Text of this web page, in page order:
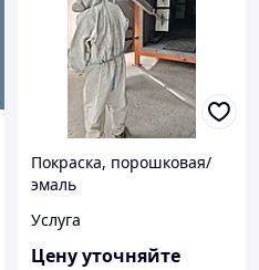
Покраска, порошковая/
эмаль
Услуга
Цену уточняйте